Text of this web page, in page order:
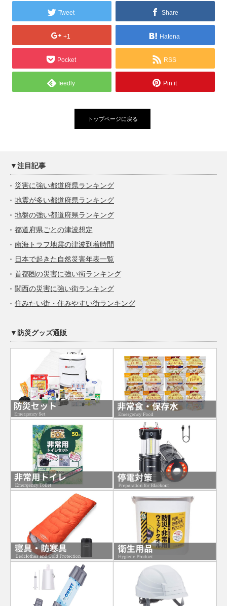
Tweet Share
+1 Hatena
Pocket RSS
feedly Pin it
トップページに戻る
▼注目記事
災害に強い都道府県ランキング
地震が多い都道府県ランキング
地盤の強い都道府県ランキング
都道府県ごとの津波想定
南海トラフ地震の津波到着時間
日本で起きた自然災害年表一覧
首都圏の災害に強い街ランキング
関西の災害に強い街ランキング
住みたい街・住みやすい街ランキング
▼防災グッズ通販